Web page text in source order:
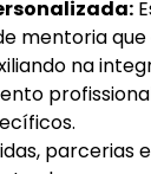
mentoria
na
parcerias